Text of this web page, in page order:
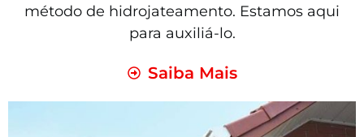
método de hidrojateamento. Estamos aqui
para auxiliá-lo.
Saiba Mais